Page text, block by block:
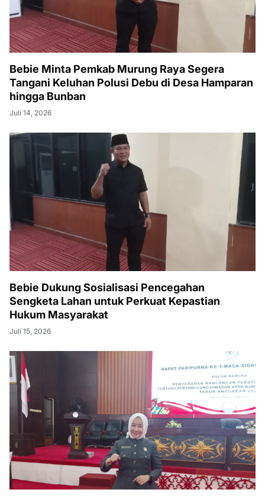
Bebie Minta Pemkab Murung Raya Segera
Tangani Keluhan Polusi Debu di Desa Hamparan
hingga Bunban
Juli 14, 2026
Bebie Dukung Sosialisasi Pencegahan
Sengketa Lahan untuk Perkuat Kepastian
Hukum Masyarakat
Juli 15, 2026